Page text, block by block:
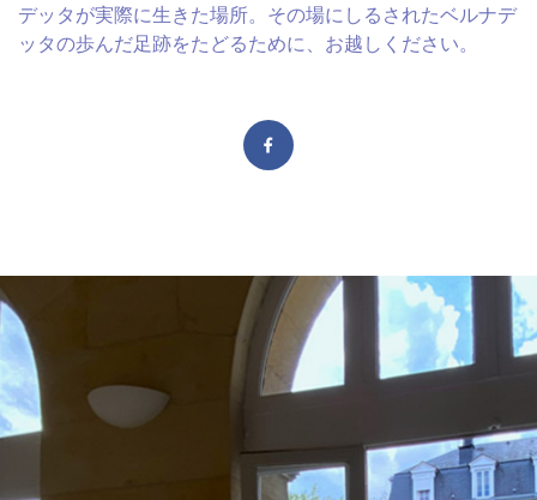
デッタが実際に生きた場所。その場にしるされたベルナデ
ッタの歩んだ足跡をたどるために、お越しください。